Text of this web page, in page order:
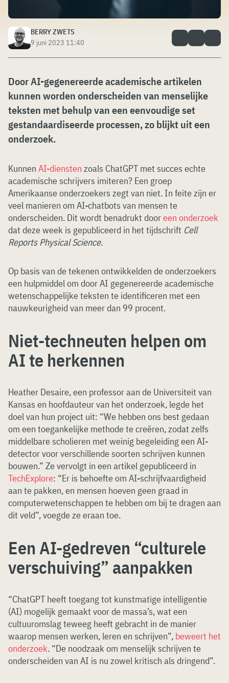
BERRY ZWETS
9 juni 2023 11:40
Door AI-gegenereerde academische artikelen
kunnen worden onderscheiden van menselijke
teksten met behulp van een eenvoudige set
gestandaardiseerde processen, zo blijkt uit een
onderzoek.
Kunnen AI-diensten zoals ChatGPT met succes echte
academische schrijvers imiteren? Een groep
Amerikaanse onderzoekers zegt van niet. In feite zijn er
veel manieren om AI-chatbots van mensen te
onderscheiden. Dit wordt benadrukt dooreen onderzoek
dat deze week is gepubliceerd in het tijdschrift Cell
Reports Physical Science.
Op basis van de tekenen ontwikkelden de onderzoekers
een hulpmiddel om door AI gegenereerde academische
wetenschappelijke teksten te identificeren met een
nauwkeurigheid van meer dan 99 procent.
Niet-techneuten helpen om
AI te herkennen
Heather Desaire, een professor aan de Universiteit van
Kansas en hoofdauteur van het onderzoek, legde het
doel van hun project uit: “We hebben ons best gedaan
om een toegankelijke methode te creëren, zodat zelfs
middelbare scholieren met weinig begeleiding een AI-
detector voor verschillende soorten schrijven kunnen
bouwen.” Ze vervolgt in een artikel gepubliceerd in
TechExplore: “Er is behoefte om AI-schrijfvaardigheid
aan te pakken, en mensen hoeven geen graad in
computerwetenschappen te hebben om bij te dragen aan
dit veld”, voegde ze eraan toe.
Een AI-gedreven “culturele
verschuiving” aanpakken
“ChatGPT heeft toegang tot kunstmatige intelligentie
(AI) mogelijk gemaakt voor de massa’s, wat een
cultuuromslag teweeg heeft gebracht in de manier
waarop mensen werken, leren en schrijven”, beweert het
onderzoek. “De noodzaak om menselijk schrijven te
onderscheiden van AI is nu zowel kritisch als dringend”.